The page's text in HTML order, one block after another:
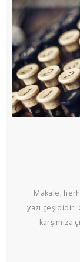
Makale,
yazı çeşididir.